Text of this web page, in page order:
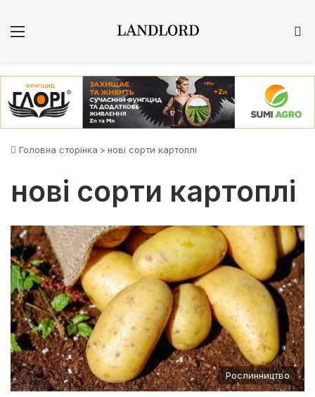
Головна сторінка > нові сорти картоплі
нові сорти картоплі
Рослинництво